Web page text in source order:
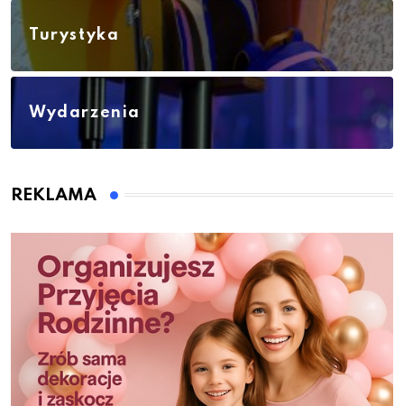
Turystyka
Wydarzenia
REKLAMA